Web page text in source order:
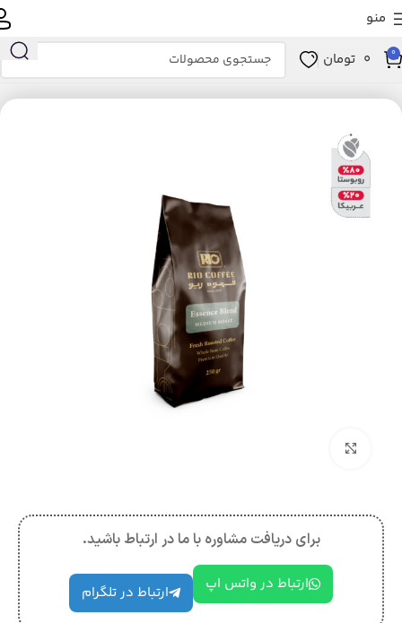
منو
0
0 تومان
خانه کالاهای سوپرمارکتی نوشیدنی‌های گرم
برای دریافت مشاوره با ما در ارتباط باشید.
ارتباط در واتس اپ ارتباط در تلگرام